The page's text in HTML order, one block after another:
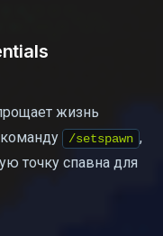
жизнь
/setspawn ,
точку спавна для